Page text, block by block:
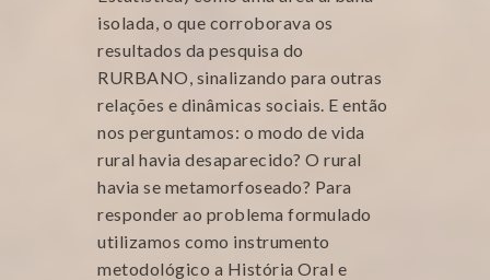
isolada, o que corroborava os
resultados da pesquisa do
RURBANO, sinalizando para outras
relações e dinâmicas sociais. E então
nos perguntamos: o modo de vida
rural havia desaparecido? O rural
havia se metamorfoseado? Para
responder ao problema formulado
utilizamos como instrumento
metodológico a História Oral e